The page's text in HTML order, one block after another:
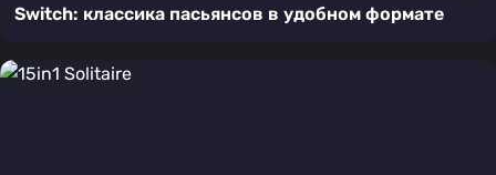
Switch: классика пасьянсов в удобном формате